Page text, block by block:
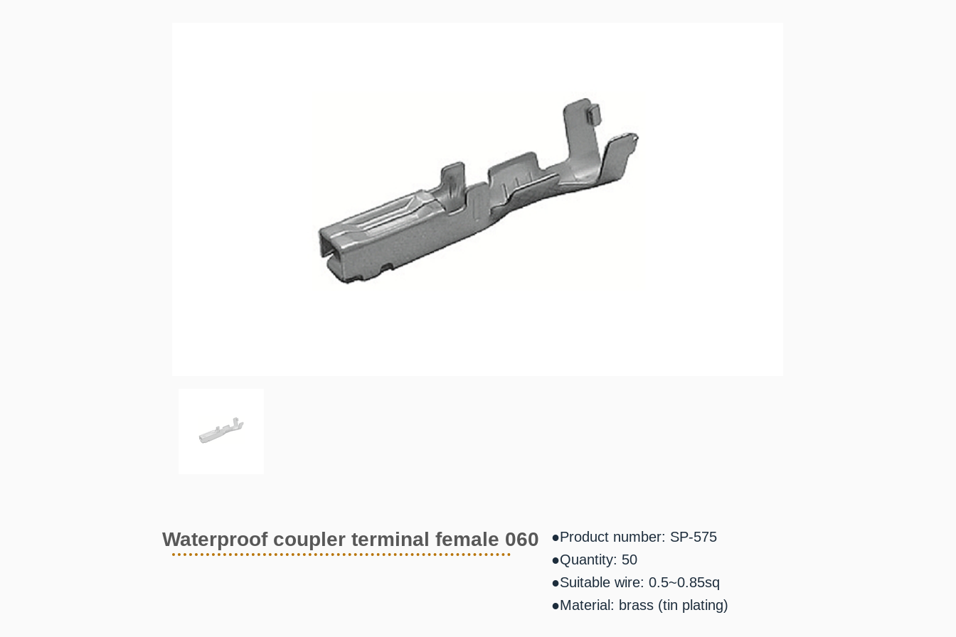
Waterproof coupler terminal female 060
●Product number: SP-575
●Quantity: 50
●Suitable wire: 0.5~0.85sq
●Material: brass (tin plating)